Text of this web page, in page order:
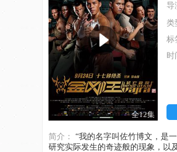
全12集
导
类
标
时
简介：
研究实际发生的奇迹般的现象，以